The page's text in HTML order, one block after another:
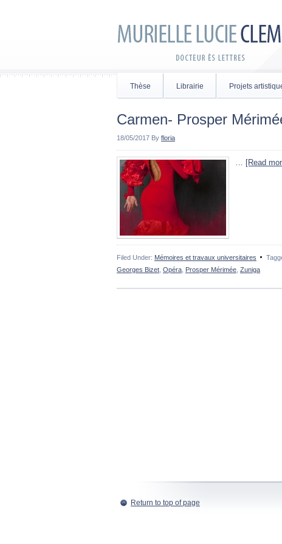
Thèse Librairie Projets
Carmen- Prosper
18/05/2017 By floria
… [Read
Filed Under: Mémoires et travaux universitaires
Georges Bizet Opéra Prosper Mérimée Zuniga
Return to top of page